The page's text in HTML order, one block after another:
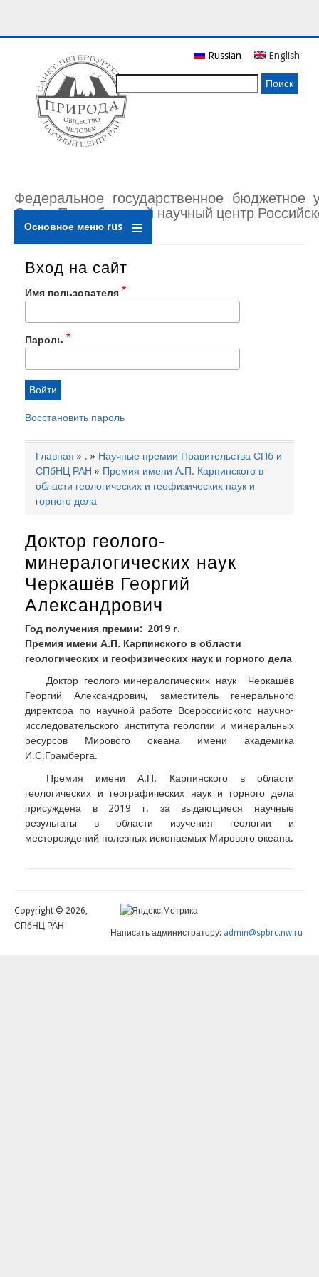
основному
содержанию
Федеральное государственное бюджетное
Санкт-Петербургский научный центр
Russian English
Основное меню rus
Вход на сайт
Имя пользователя
Пароль
Восстановить пароль
Строка
навигации
Главная .
Научные премии Правительства СПб и
СПбНЦ РАН
Премия имени А.П. Карпинского в
области геологических и геофизических наук и
горного дела
Доктор геолого-
минералогических наук
Черкашёв Георгий
Александрович
Год получения премии
2019 г.
Премия имени А.П. Карпинского в области
геологических и геофизических наук и горного дела
Доктор геолого-минералогических наук Черкашёв
Георгий Александрович, заместитель генерального
директора по научной работе Всероссийского научно-
исследовательского института геологии и минеральных
ресурсов Мирового океана имени академика
И.С.Грамберга.
Премия имени А.П. Карпинского в области
геологических и географических наук и горного дела
присуждена в 2019 г. за выдающиеся научные
результаты в области изучения геологии и
месторождений полезных ископаемых Мирового океана.
Copyright © 2026,
СПбНЦ РАН
Написать администратору: admin@spbrc.nw.ru